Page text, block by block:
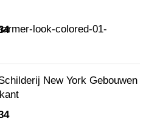
New York Gebouwen